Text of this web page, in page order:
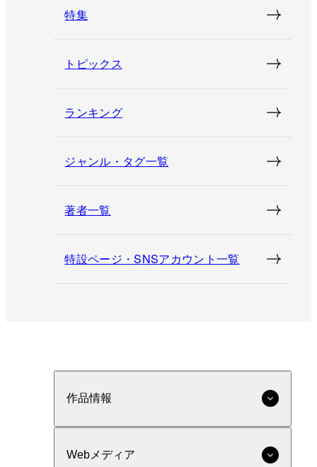
特集
トピックス
ランキング
ジャンル・タグ一覧
著者一覧
特設ページ・SNSアカウント一覧
作品情報
Webメディア